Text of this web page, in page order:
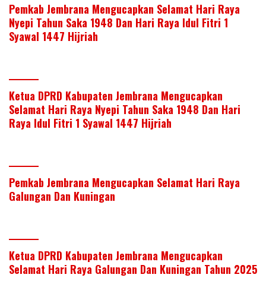
Pemkab Jembrana Mengucapkan Selamat Hari Raya
Nyepi Tahun Saka 1948 Dan Hari Raya Idul Fitri 1
Syawal 1447 Hijriah
Ketua DPRD Kabupaten Jembrana Mengucapkan
Selamat Hari Raya Nyepi Tahun Saka 1948 Dan Hari
Raya Idul Fitri 1 Syawal 1447 Hijriah
Pemkab Jembrana Mengucapkan Selamat Hari Raya
Galungan Dan Kuningan
Ketua DPRD Kabupaten Jembrana Mengucapkan
Selamat Hari Raya Galungan Dan Kuningan Tahun 2025